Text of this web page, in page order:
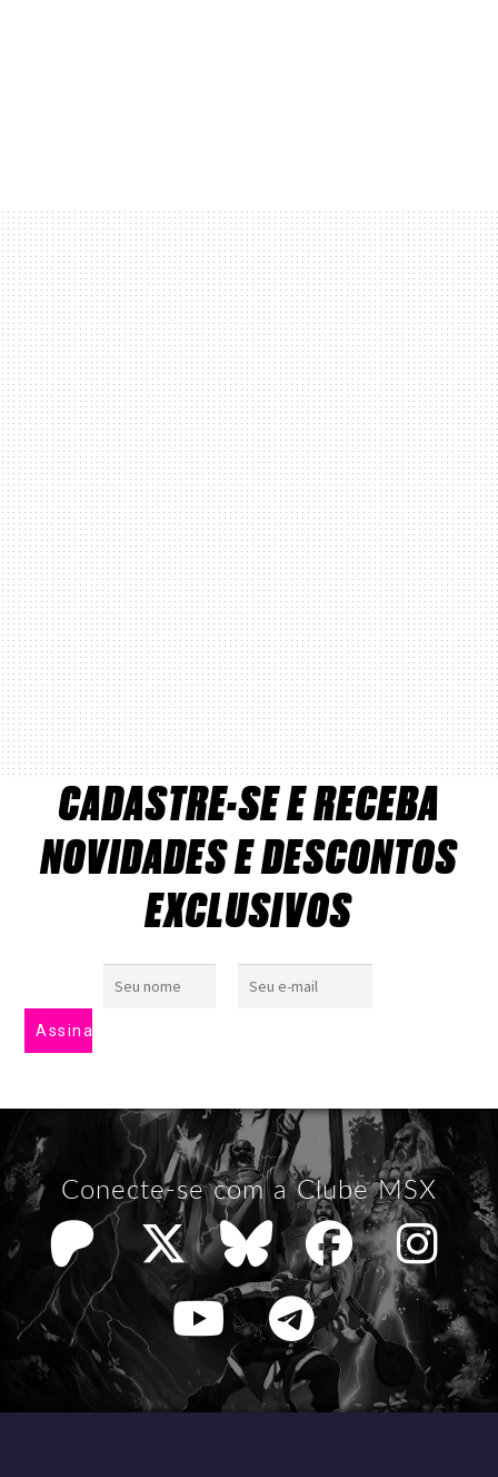
CADASTRE-SE E RECEBA
NOVIDADES E DESCONTOS
EXCLUSIVOS
Conecte-se com a Clube MSX